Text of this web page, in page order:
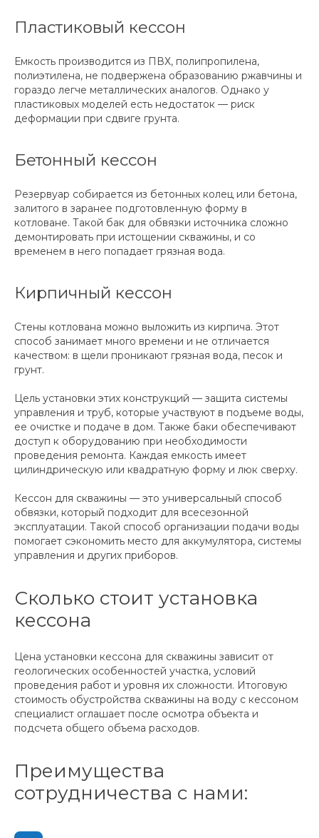
Пластиковый кессон
Емкость производится из ПВХ, полипропилена,
полиэтилена, не подвержена образованию ржавчины и
гораздо легче металлических аналогов. Однако у
пластиковых моделей есть недостаток — риск
деформации при сдвиге грунта.
Бетонный кессон
Резервуар собирается из бетонных колец или бетона,
залитого в заранее подготовленную форму в
котловане. Такой бак для обвязки источника сложно
демонтировать при истощении скважины, и со
временем в него попадает грязная вода.
Кирпичный кессон
Стены котлована можно выложить из кирпича. Этот
способ занимает много времени и не отличается
качеством: в щели проникают грязная вода, песок и
грунт.
Цель установки этих конструкций — защита системы
управления и труб, которые участвуют в подъеме воды,
ее очистке и подаче в дом. Также баки обеспечивают
доступ к оборудованию при необходимости
проведения ремонта. Каждая емкость имеет
цилиндрическую или квадратную форму и люк сверху.
Кессон для скважины — это универсальный способ
обвязки, который подходит для всесезонной
эксплуатации. Такой способ организации подачи воды
помогает сэкономить место для аккумулятора, системы
управления и других приборов.
Сколько стоит установка
кессона
Цена установки кессона для скважины зависит от
геологических особенностей участка, условий
проведения работ и уровня их сложности. Итоговую
стоимость обустройства скважины на воду с кессоном
специалист оглашает после осмотра объекта и
подсчета общего объема расходов.
Преимущества
сотрудничества с нами: